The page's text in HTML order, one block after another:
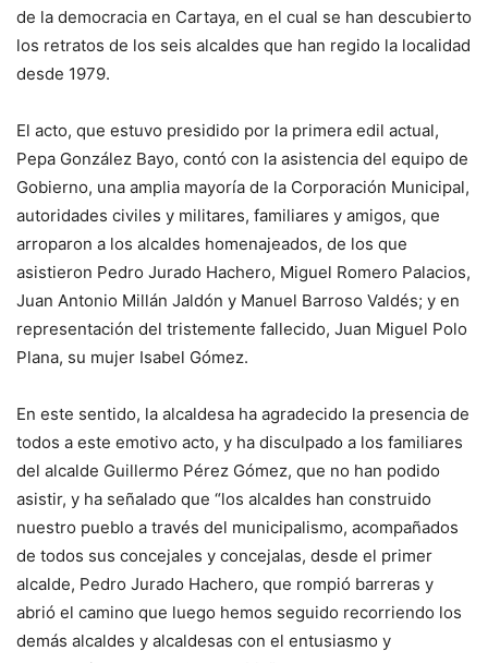
de la democracia en Cartaya, en el cual se han descubierto
los retratos de los seis alcaldes que han regido la localidad
desde 1979.
El acto, que estuvo presidido por la primera edil actual,
Pepa González Bayo, contó con la asistencia del equipo de
Gobierno, una amplia mayoría de la Corporación Municipal,
autoridades civiles y militares, familiares y amigos, que
arroparon a los alcaldes homenajeados, de los que
asistieron Pedro Jurado Hachero, Miguel Romero Palacios,
Juan Antonio Millán Jaldón y Manuel Barroso Valdés; y en
representación del tristemente fallecido, Juan Miguel Polo
Plana, su mujer Isabel Gómez.
En este sentido, la alcaldesa ha agradecido la presencia de
todos a este emotivo acto, y ha disculpado a los familiares
del alcalde Guillermo Pérez Gómez, que no han podido
asistir, y ha señalado que “los alcaldes han construido
nuestro pueblo a través del municipalismo, acompañados
de todos sus concejales y concejalas, desde el primer
alcalde, Pedro Jurado Hachero, que rompió barreras y
abrió el camino que luego hemos seguido recorriendo los
demás alcaldes y alcaldesas con el entusiasmo y